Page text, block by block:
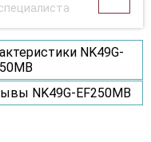
NK49G-
NK49G-EF250MB